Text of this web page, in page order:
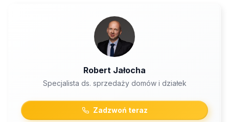
Robert Jałocha
Specjalista ds. sprzedaży domów i działek
Zadzwoń teraz